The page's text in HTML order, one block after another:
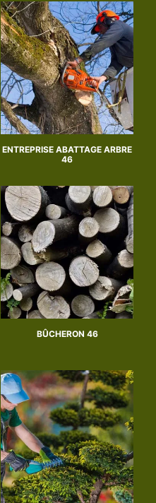
ENTREPRISE ABATTAGE ARBRE
46
BÛCHERON 46